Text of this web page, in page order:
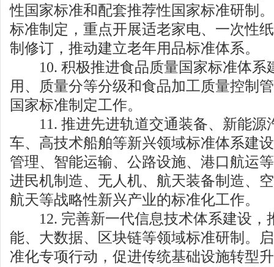
性国家标准和配套推荐性国家标准研制
标准制定，重点开展适老家电、一次性
制修订，推动建立老年用品标准体系。
10. 积极推进食品质量国家标准体系
用、质量分等分级和食品加工质量控制
国家标准制定工作。
11. 推进先进轨道交通装备、新能源
车、高技术船舶等新兴领域标准体系建
管理、智能运输、公路设施、港口航运
进民机制造、无人机、航天装备制造、
航天等战略性新兴产业的标准化工作。
12. 完善新一代信息技术体系建设，
能、大数据、区块链等领域标准研制。
准化专项行动，促进传统基础设施转型